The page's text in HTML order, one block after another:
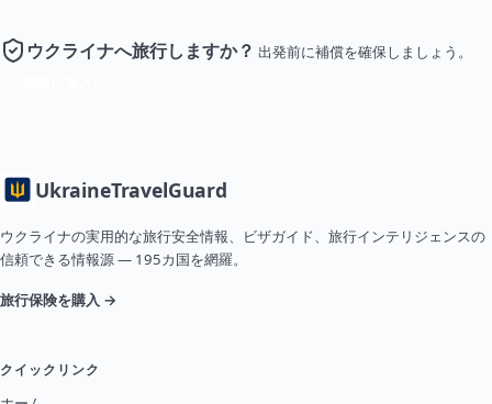
ウクライナへ旅行しますか？ 出発前に補償を確保しましょう。
UkraineTravelGuard
ウクライナの実用的な旅行安全情報、ビザガイド、旅行インテリジェンスの
信頼できる情報源 — 195カ国を網羅。
旅行保険を購入 →
クイックリンク